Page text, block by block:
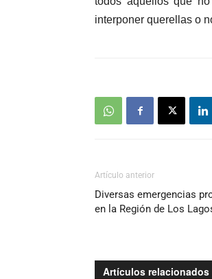
interponer querellas o
Artículo anterior
Diversas emergencias
en la Región de Los
Artículos relacionados